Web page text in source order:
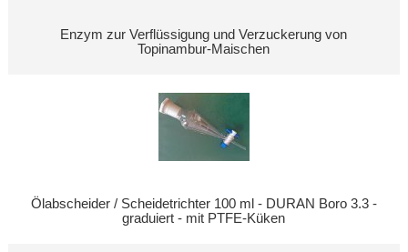
Enzym zur Verflüssigung und Verzuckerung von
Topinambur-Maischen
Ölabscheider / Scheidetrichter 100 ml - DURAN Boro 3.3 -
graduiert - mit PTFE-Küken